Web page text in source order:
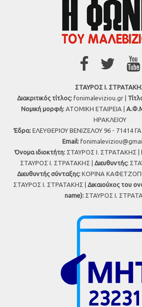
ΣΤΑΥΡΟΣ Ι.
Διακριτικός τίτλος:fonimaleviziou.gr |
Νομική μορφή: ΑΤΟΜΙΚΗ ΕΤΑΙΡΕΙΑ |
ΗΡΑΚΛΕΙΟΥ
Έδρα: ΕΛΕΥΘΕΡΙΟΥ ΒΕΝΙΖΕΛΟΥ 96 - 71414
Εmail:
Όνομα ιδιοκτήτη: ΣΤΑΥΡΟΣ Ι. ΣΤΡΑΤΑΚΗΣ |
ΣΤΑΥΡΟΣ Ι. ΣΤΡΑΤΑΚΗΣ | Διευθυντής:
Διευθυντής σύνταξης:ΚΟΡΙΝΑ
ΣΤΑΥΡΟΣ Ι. ΣΤΡΑΤΑΚΗΣ | Δικαιούχος του
name):ΣΤΑΥΡΟΣ Ι.